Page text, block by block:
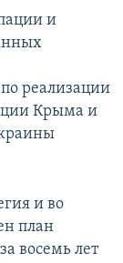
и
реализации
Крыма и
и во
план
восемь лет